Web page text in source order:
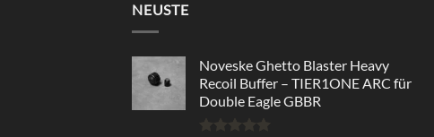
NEUSTE
Noveske Ghetto Blaster Heavy
Recoil Buffer – TIER1ONE ARC für
Double Eagle GBBR